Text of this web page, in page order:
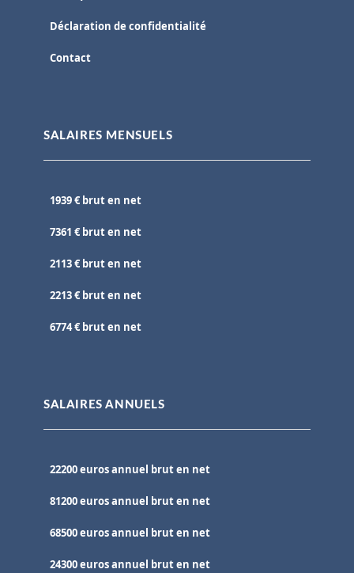
Déclaration de confidentialité
Contact
SALAIRES MENSUELS
1939 € brut en net
7361 € brut en net
2113 € brut en net
2213 € brut en net
6774 € brut en net
SALAIRES ANNUELS
22200 euros annuel brut en net
81200 euros annuel brut en net
68500 euros annuel brut en net
24300 euros annuel brut en net